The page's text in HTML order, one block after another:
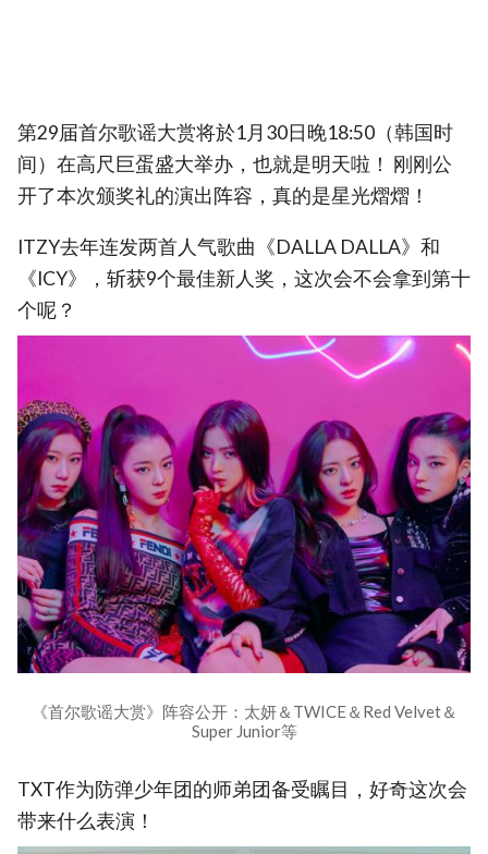
第29届首尔歌谣大赏将於1月30日晚18:50（韩国时
间）在高尺巨蛋盛大举办，也就是明天啦！ 刚刚公
开了本次颁奖礼的演出阵容，真的是星光熠熠！
ITZY去年连发两首人气歌曲《DALLA DALLA》和
《ICY》，斩获9个最佳新人奖，这次会不会拿到第十
个呢？
《首尔歌谣大赏》阵容公开：太妍＆TWICE＆Red Velvet＆
Super Junior等
TXT作为防弹少年团的师弟团备受瞩目，好奇这次会
带来什么表演！